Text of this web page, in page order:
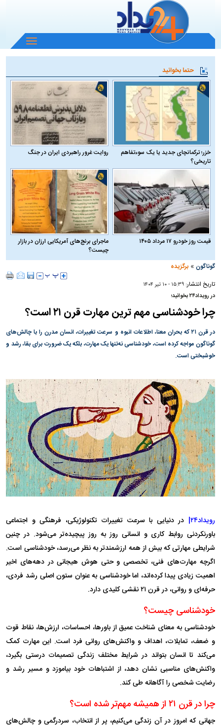
باز
و
منو
حتما بخوانید
خزر؛ ترکمانچای جدید یا یک سوءتفاهم
تاریخی؟
روایت غرور راهبردی ایران در جنگ
قیمت روز خودرو ۱۷ مرداد ۱۴۰۵
ماجرای برنج‌های آمریکایی ارزان در بازار
چیست؟
گوناگون »برگزیده
تاریخ انتشار:۱۵:۳۹ - ۱۰ تير ۱۴۰۴
در رویداد۲۴ بخوانید؛
چرا خودشناسی مهم ترین مهارت قرن ۲۱ است؟
در قرن ۲۱ که بحران معنا، اطلاعات انبوه و سرعت تغییرات، انسان مدرن را با چالش‌های
گوناگون مواجه کرده است، خودشناسی نه‌تنها یک مهارت، بلکه یک ضرورت برای بقا، رشد و
خوشبختی است.
رویداد۲۴|
در دنیایی با سرعت تغییرات تکنولوژیکی، فرهنگی و اجتماعی
باورنکردنی روابط کاری و انسانی روز به روز پیچیده‌تر می‌شود. در چنین
شرایطی مهارتی که بیش از همه ارزشمندتر به نظر می‌رسد، خودشناسی است.
اگرچه مهارت‌های فنی، تخصصی و حتی هوش هیجانی در دهه‌های اخیر
اهمیت زیادی پیدا کرده‌اند، اما خودشناسی به عنوان ستون اصلی رشد فردی،
حرفه‌ای و روانی، در قرن ۲۱ نقشی کلیدی دارد.
خودشناسی چیست؟
خودشناسی به معنای شناخت عمیق از باورها، احساسات، ارزش‌ها، نقاط قوت
و ضعف، تمایلات، اهداف و واکنش‌های روانی فرد است. این مهارت کمک
می‌کند تا انسان بتواند در شرایط مختلف زندگی تصمیمات درستی بگیرد،
واکنش‌های مناسبی نشان دهد، از اشتباهات خود بیاموزد و مسیر رشد و
رضایت شخصی را آگاهانه طی کند.
چرا در قرن ۲۱ از همیشه مهم‌تر شده است؟
جهانی که امروز در آن زندگی می‌کنیم، پر از انتخاب، سردرگمی و چالش‌های